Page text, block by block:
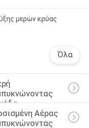
μερών κρύας
Όλα
Αέρας